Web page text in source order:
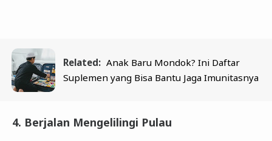
Related: Anak Baru Mondok? Ini Daftar
Suplemen yang Bisa Bantu Jaga Imunitasnya
4. Berjalan Mengelilingi Pulau